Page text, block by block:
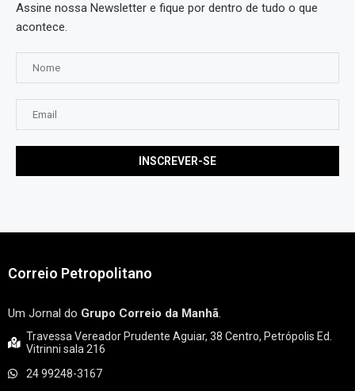
Assine nossa Newsletter e fique por dentro de tudo o que
acontece.
Correio Petropolitano
Um Jornal do Grupo Correio da Manhã.
Travessa Vereador Prudente Aguiar, 38 Centro, Petrópolis Ed.
Vitrinni sala 216
24 99248-3167